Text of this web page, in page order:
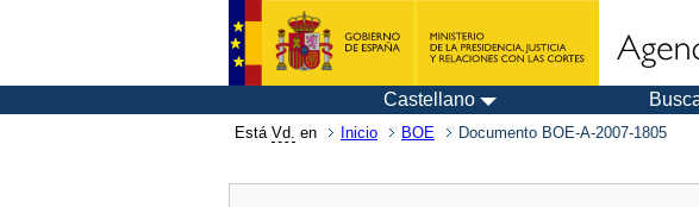
Castellano
Está Vd. en Inicio BOE Documento BOE-A-2007-1805